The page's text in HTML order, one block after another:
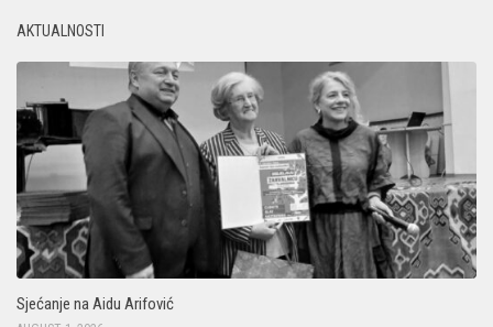
AKTUALNOSTI
Sjećanje na Aidu Arifović